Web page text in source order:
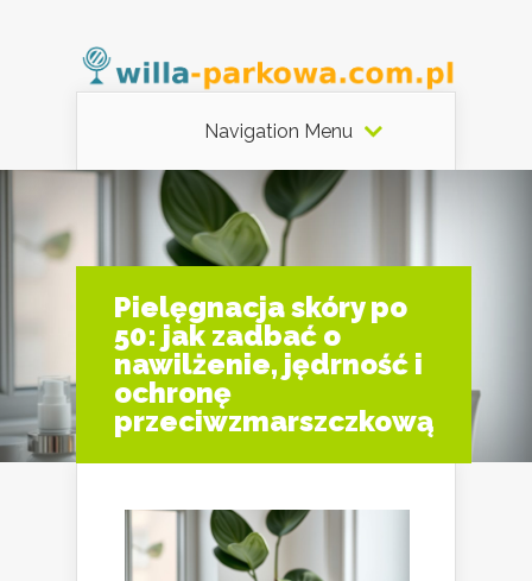
Navigation Menu
Pielęgnacja skóry po
50: jak zadbać o
nawilżenie, jędrność i
ochronę
przeciwzmarszczkową